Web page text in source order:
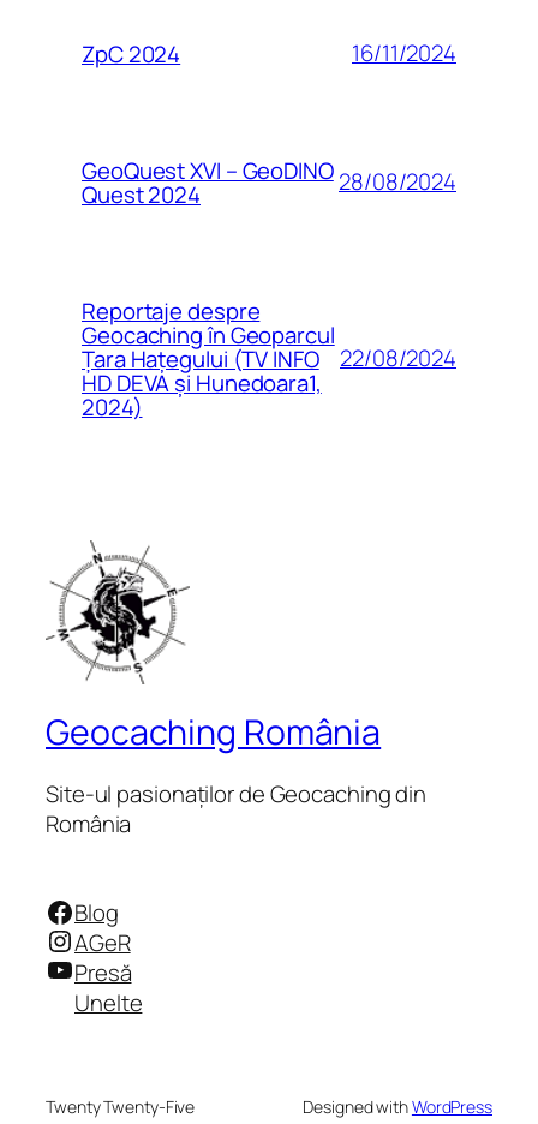
ZpC 2024 16/11/2024
GeoQuest XVI – GeoDINO
Quest 2024 28/08/2024
Reportaje despre
Geocaching în Geoparcul
Țara Hațegului (TV INFO
HD DEVA și Hunedoara1,
2024)
22/08/2024
Geocaching România
Site-ul pasionaților de Geocaching din
România
Facebook
Instagram
YouTube
Blog
AGeR
Presă
Unelte
Twenty Twenty-Five Designed withWordPress